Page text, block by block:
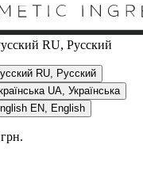
RU, Русский
RU, Русский
UA, Українська
EN, English
грн.